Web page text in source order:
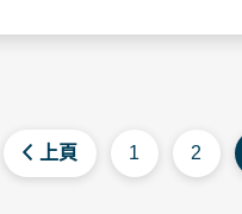
上頁 1 2